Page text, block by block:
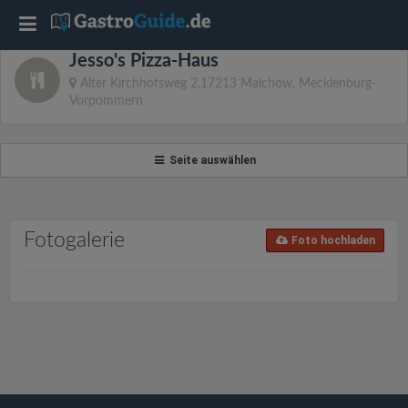
Jesso's Pizza-Haus
Alter Kirchhofsweg 2,17213 Malchow, Mecklenburg-
Vorpommern
Seite auswählen
Fotogalerie Foto hochladen
T
o